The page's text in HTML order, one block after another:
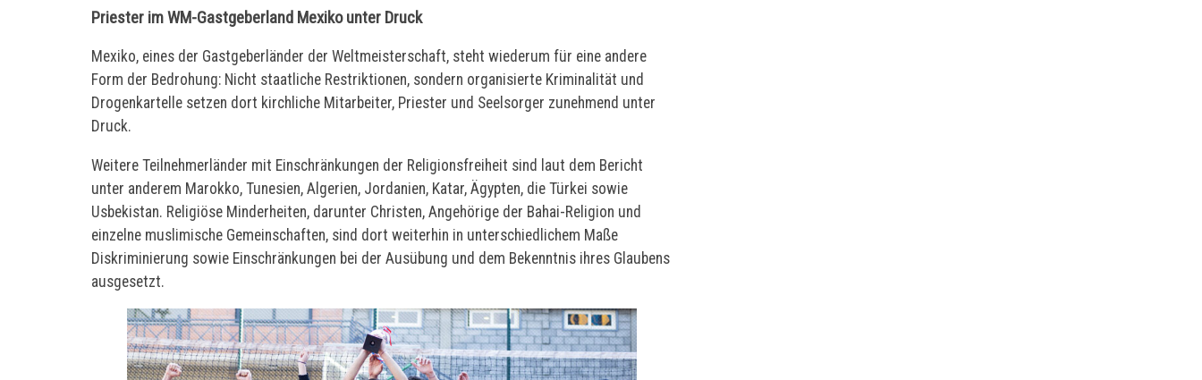
Priester im WM-Gastgeberland Mexiko unter Druck
Mexiko, eines der Gastgeberländer der Weltmeisterschaft, steht wiederum für eine andere
Form der Bedrohung: Nicht staatliche Restriktionen, sondern organisierte Kriminalität und
Drogenkartelle setzen dort kirchliche Mitarbeiter, Priester und Seelsorger zunehmend unter
Druck.
Weitere Teilnehmerländer mit Einschränkungen der Religionsfreiheit sind laut dem Bericht
unter anderem Marokko, Tunesien, Algerien, Jordanien, Katar, Ägypten, die Türkei sowie
Usbekistan. Religiöse Minderheiten, darunter Christen, Angehörige der Bahai-Religion und
einzelne muslimische Gemeinschaften, sind dort weiterhin in unterschiedlichem Maße
Diskriminierung sowie Einschränkungen bei der Ausübung und dem Bekenntnis ihres Glaubens
ausgesetzt.